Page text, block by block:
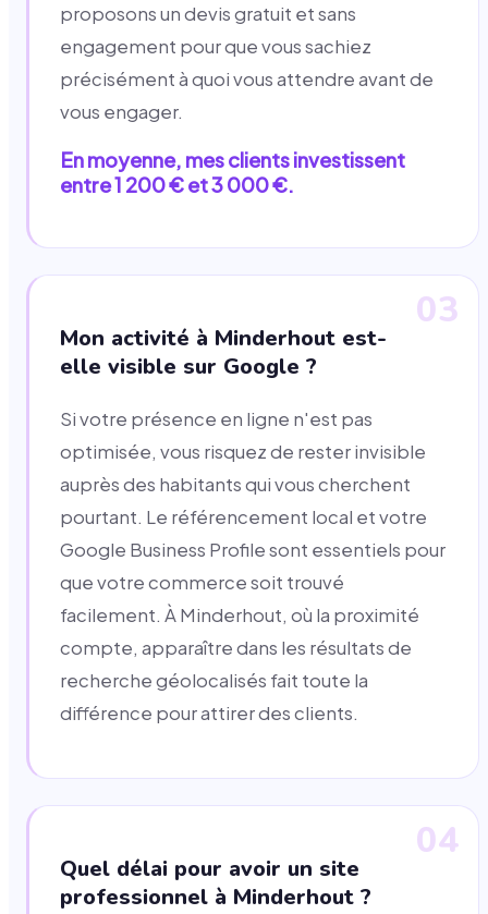
proposons un devis gratuit et sans
engagement pour que vous sachiez
précisément à quoi vous attendre avant de
vous engager.
En moyenne, mes clients investissent
entre 1 200 € et 3 000 €.
03
Mon activité à Minderhout est-
elle visible sur Google ?
Si votre présence en ligne n'est pas
optimisée, vous risquez de rester invisible
auprès des habitants qui vous cherchent
pourtant. Le référencement local et votre
Google Business Profile sont essentiels pour
que votre commerce soit trouvé
facilement. À Minderhout, où la proximité
compte, apparaître dans les résultats de
recherche géolocalisés fait toute la
différence pour attirer des clients.
04
Quel délai pour avoir un site
professionnel à Minderhout ?